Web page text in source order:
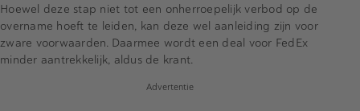
Hoewel deze stap niet tot een onherroepelijk verbod op de
overname hoeft te leiden, kan deze wel aanleiding zijn voor
zware voorwaarden. Daarmee wordt een deal voor FedEx
minder aantrekkelijk, aldus de krant.
Advertentie